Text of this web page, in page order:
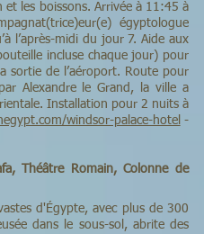
et les boissons. Arrivée à 11:45 à
égyptologue
l’après-midi du jour 7. Aide aux
incluse chaque jour) pour
sortie de l’aéroport. Route pour
Alexandre le Grand, la ville a
Installation pour 2 nuits à
windsor-palace-hotel -
Théâtre Romain, Colonne de
d'Égypte, avec plus de 300
dans le sous-sol, abrite des